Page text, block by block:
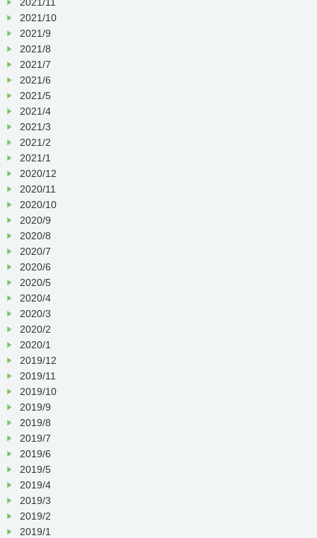
2021/10
2021/9
2021/8
2021/7
2021/6
2021/5
2021/4
2021/3
2021/2
2021/1
2020/12
2020/11
2020/10
2020/9
2020/8
2020/7
2020/6
2020/5
2020/4
2020/3
2020/2
2020/1
2019/12
2019/11
2019/10
2019/9
2019/8
2019/7
2019/6
2019/5
2019/4
2019/3
2019/2
2019/1